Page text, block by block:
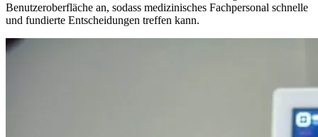
Benutzeroberfläche an, sodass medizinisches Fachpersonal schnelle
und fundierte Entscheidungen treffen kann.